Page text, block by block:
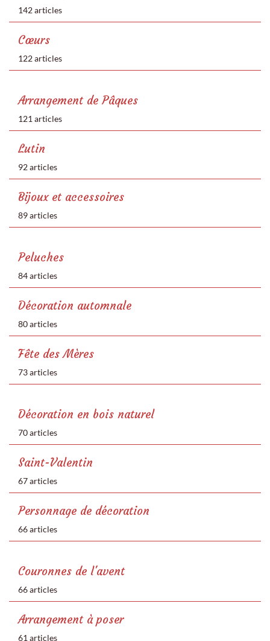
142 articles
Cœurs
122 articles
Arrangement de Pâques
121 articles
Lutin
92 articles
Bijoux et accessoires
89 articles
Peluches
84 articles
Décoration automnale
80 articles
Fête des Mères
73 articles
Décoration en bois naturel
70 articles
Saint-Valentin
67 articles
Personnage de décoration
66 articles
Couronnes de l'avent
66 articles
Arrangement à poser
61 articles